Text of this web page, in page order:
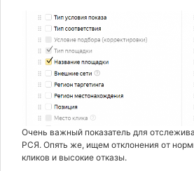
Очень важный показатель для
РСЯ. Опять же, ищем отклонения от
кликов и высокие отказы.